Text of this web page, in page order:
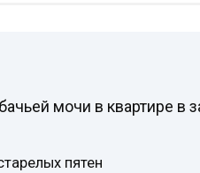
мочи в квартире в
пятен